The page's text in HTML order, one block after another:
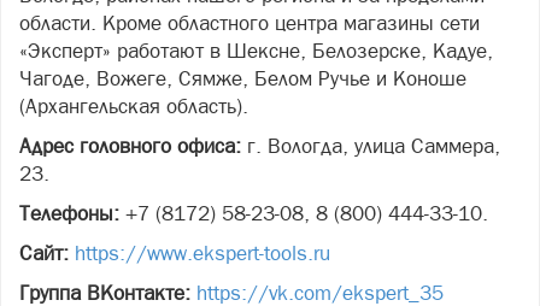
области. Кроме областного центра магазины сети
«Эксперт» работают в Шексне, Белозерске, Кадуе,
Чагоде, Вожеге, Сямже, Белом Ручье и Коноше
(Архангельская область).
Адрес головного офиса: г. Вологда, улица Саммера,
23.
Телефоны: +7 (8172) 58-23-08, 8 (800) 444-33-10.
Сайт: https://www.ekspert-tools.ru
Группа ВКонтакте: https://vk.com/ekspert_35